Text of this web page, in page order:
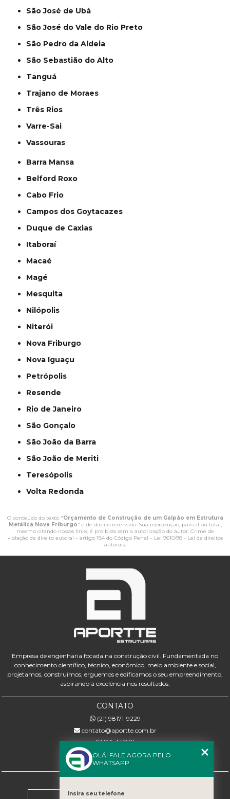
São José de Ubá
São José do Vale do Rio Preto
São Pedro da Aldeia
São Sebastião do Alto
Tanguá
Trajano de Moraes
Três Rios
Varre-Sai
Vassouras
Barra Mansa
Belford Roxo
Cabo Frio
Campos dos Goytacazes
Duque de Caxias
Itaboraí
Macaé
Magé
Mesquita
Nilópolis
Niterói
Nova Friburgo
Nova Iguaçu
Petrópolis
Resende
Rio de Janeiro
São Gonçalo
São João da Barra
São João de Meriti
Teresópolis
Volta Redonda
O conteúdo do texto "Orçamento de Construção de um Galpão em Estrutura
Metálica Nova Friburgo" é de direito reservado. Sua reprodução, parcial ou total,
mesmo citando nossos links, é proibida sem a autorização do autor. Crime de
violação de direito autoral – artigo 184 do Código Penal – Lei 9610/98 - Lei de direitos
autorais.
Empresa de engenharia focada na construção civil. Fundamentada no
conhecimento científico, técnico, econômico, meio ambiente e social,
projetamos, construímos, erguemos e edificamos o seu empreendimento,
aspirando à excelência nos resultados.
CONTATO
(21) 98171-9229
contato@aportte.com.br
SIGA-NOS!
Home
OLÁ! FALE AGORA PELO
WHATSAPP
Insira seu telefone